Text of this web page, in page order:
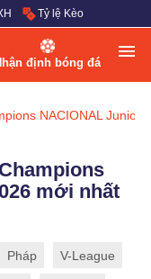
Tỷ lệ Kèo
định bóng đá
NACIONAL
mới nhất
Pháp V-League